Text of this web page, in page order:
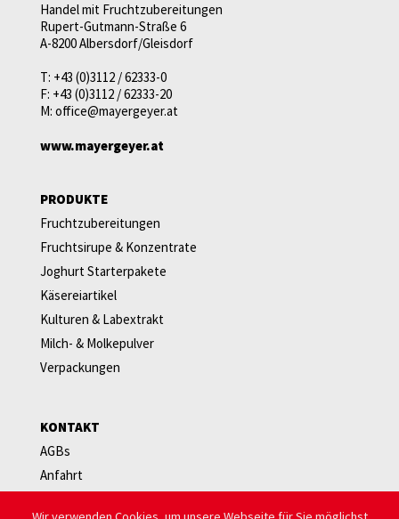
Handel mit Fruchtzubereitungen
Rupert-Gutmann-Straße 6
A-8200 Albersdorf/Gleisdorf
T: +43 (0)3112 / 62333-0
F: +43 (0)3112 / 62333-20
M: office@mayergeyer.at
www.mayergeyer.at
PRODUKTE
Fruchtzubereitungen
Fruchtsirupe & Konzentrate
Joghurt Starterpakete
Käsereiartikel
Kulturen & Labextrakt
Milch- & Molkepulver
Verpackungen
KONTAKT
AGBs
Anfahrt